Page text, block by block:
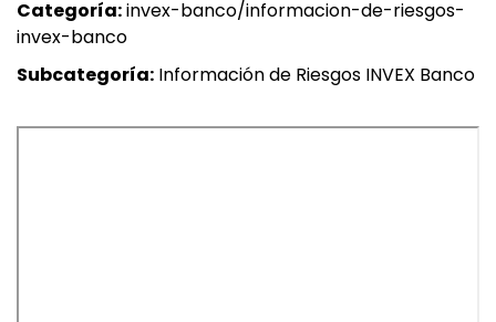
clientes
Buscar
Categoría:invex-banco/informacion-de-riesgos-
invex-banco
Subcategoría: Información de Riesgos INVEX Banco